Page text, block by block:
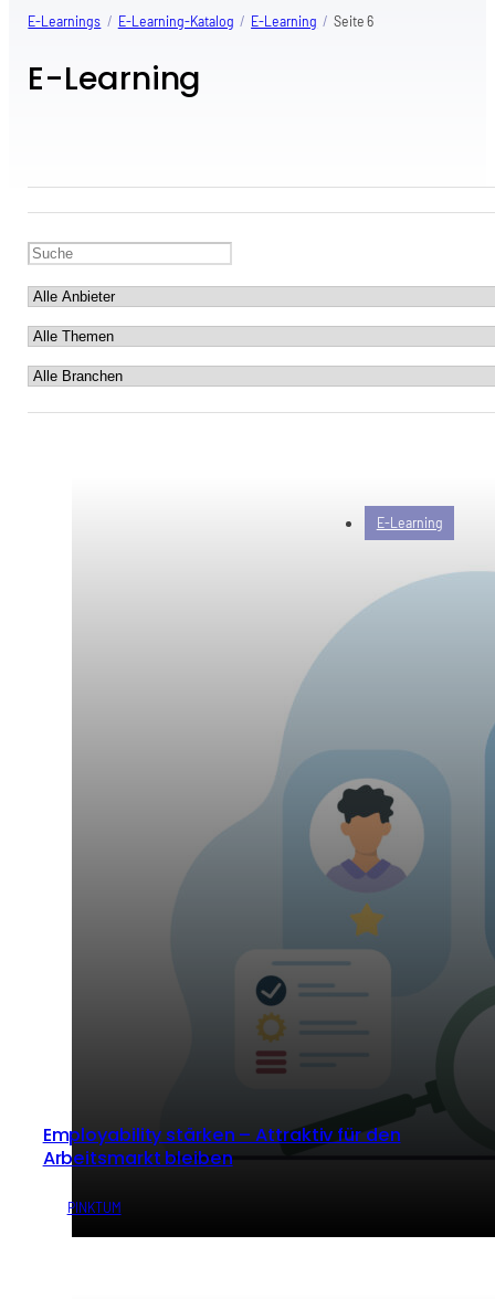
E-Learnings / E-Learning-Katalog / E-Learning / Seite 6
E-Learning
Employability stärken – Attraktiv für den
Arbeitsmarkt bleiben
PINKTUM
E-Learning